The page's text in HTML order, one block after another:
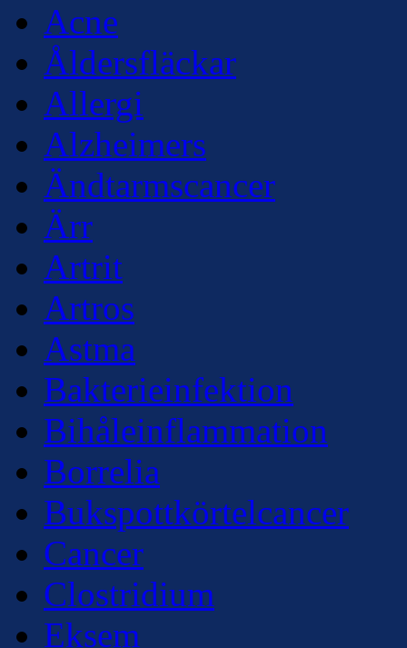
Acne
Åldersfläckar
Allergi
Alzheimers
Ändtarmscancer
Ärr
Artrit
Artros
Astma
Bakterieinfektion
Bihåleinflammation
Borrelia
Bukspottkörtelcancer
Cancer
Clostridium
Eksem